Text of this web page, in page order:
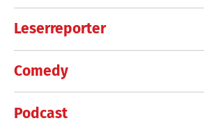
Leserreporter
Comedy
Podcast